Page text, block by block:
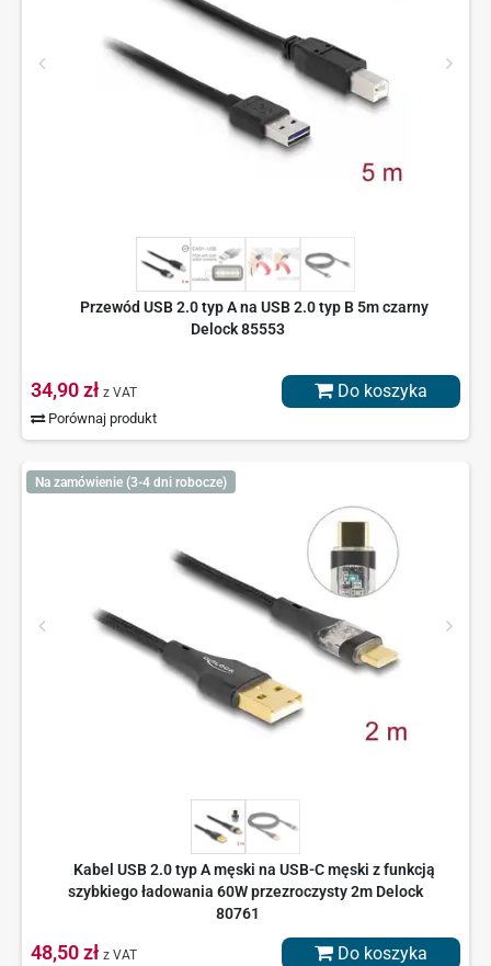
Przewód USB 2.0 typ A na USB 2.0 typ B 5m czarny
Delock 85553
34,90 zł z VAT
Porównaj produkt
Do koszyka
Na zamówienie (3-4 dni robocze)
Kabel USB 2.0 typ A męski na USB-C męski z funkcją
szybkiego ładowania 60W przezroczysty 2m Delock
80761
48,50 zł z VAT Do koszyka